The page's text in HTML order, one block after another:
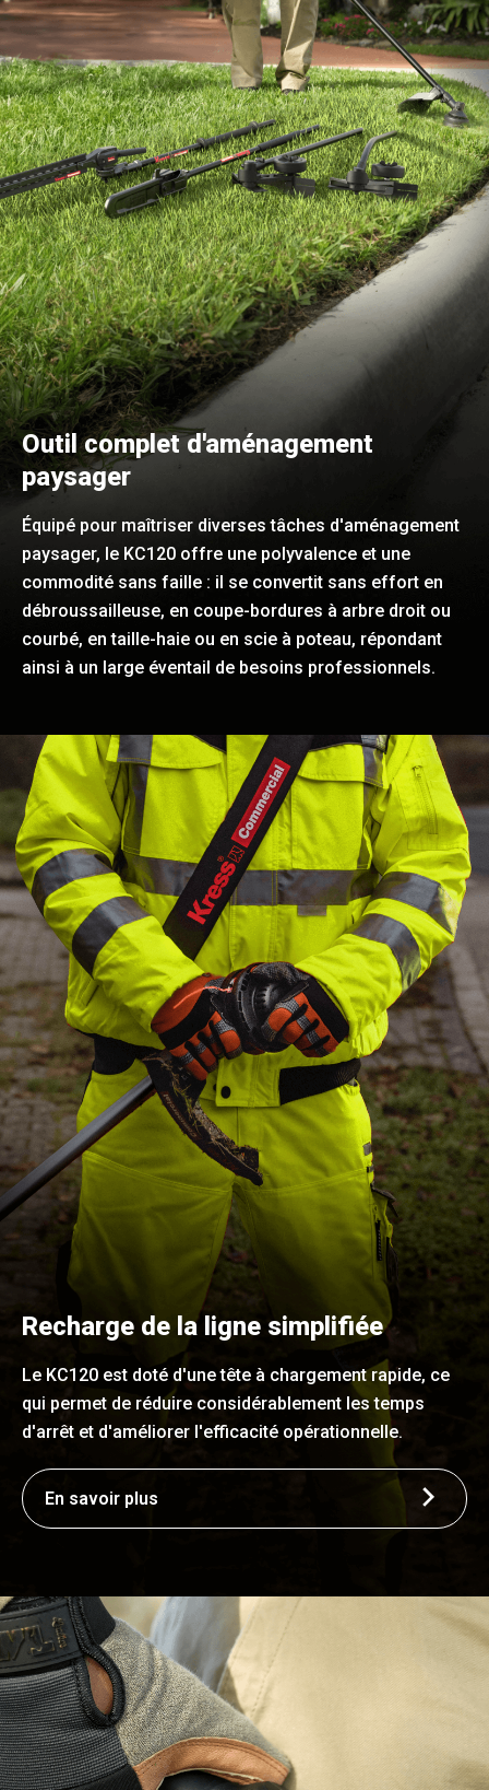
Outil complet d'aménagement
paysager
Équipé pour maîtriser diverses tâches d'aménagement
paysager, le KC120 offre une polyvalence et une
commodité sans faille : il se convertit sans effort en
débroussailleuse, en coupe-bordures à arbre droit ou
courbé, en taille-haie ou en scie à poteau, répondant
ainsi à un large éventail de besoins professionnels.
Recharge de la ligne simplifiée
Le KC120 est doté d'une tête à chargement rapide, ce
qui permet de réduire considérablement les temps
d'arrêt et d'améliorer l'efficacité opérationnelle.
En savoir plus